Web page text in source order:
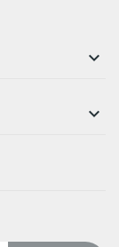

